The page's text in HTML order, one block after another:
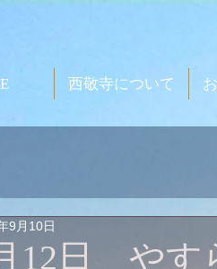
西敬寺について
12日 やす
9月10日